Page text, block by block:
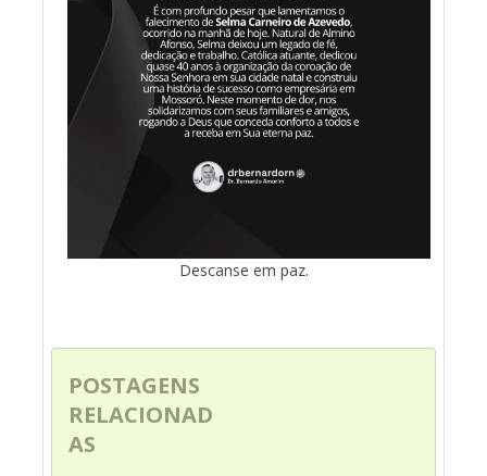
Descanse em paz.
POSTAGENS
RELACIONAD
AS